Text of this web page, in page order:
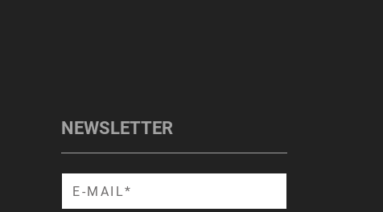
NEWSLETTER
Suche